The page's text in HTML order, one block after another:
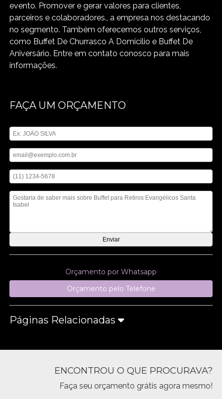
evento. Promover e gerar valores para clientes,
parceiros e colaboradores., a empresa nos destacando
no segmento. Também oferecemos outros serviços,
como Buffet De Churrasco A Domicilio e Buffet De
Aniversário. Entre em contato conosco para mais
informações.
FAÇA UM ORÇAMENTO
Orçamento por Whatsapp
Orçamento pelo Telefone
Páginas Relacionadas
ENCONTROU O QUE PROCURAVA?
Faça seu orçamento grátis agora mesmo!